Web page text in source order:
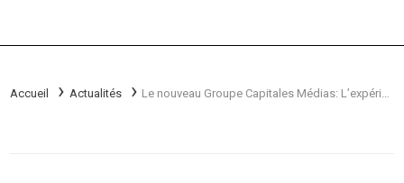
Accueil Actualités